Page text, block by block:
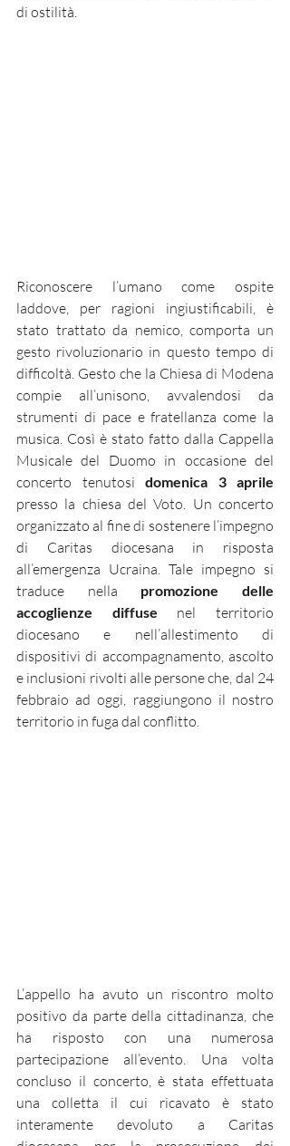
di ostilità.
Riconoscere l’umano come ospite
laddove, per ragioni ingiustificabili, è
stato trattato da nemico, comporta un
gesto rivoluzionario in questo tempo di
difficoltà. Gesto che la Chiesa di Modena
compie all’unisono, avvalendosi da
strumenti di pace e fratellanza come la
musica. Così è stato fatto dalla Cappella
Musicale del Duomo in occasione del
concerto tenutosi domenica 3 aprile
presso la chiesa del Voto. Un concerto
organizzato al fine di sostenere l’impegno
di Caritas diocesana in risposta
all’emergenza Ucraina. Tale impegno si
traduce nella promozione delle
accoglienze diffuse nel territorio
diocesano e nell’allestimento di
dispositivi di accompagnamento, ascolto
e inclusioni rivolti alle persone che, dal 24
febbraio ad oggi, raggiungono il nostro
territorio in fuga dal conflitto.
L’appello ha avuto un riscontro molto
positivo da parte della cittadinanza, che
ha risposto con una numerosa
partecipazione all’evento. Una volta
concluso il concerto, è stata effettuata
una colletta il cui ricavato è stato
interamente devoluto a Caritas